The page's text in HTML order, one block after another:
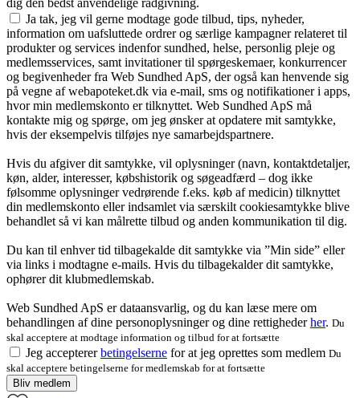
dig den bedst anvendelige rådgivning.
Ja tak, jeg vil gerne modtage gode tilbud, tips, nyheder,
information om uafsluttede ordrer og særlige kampagner relateret til
produkter og services indenfor sundhed, helse, personlig pleje og
medlemsservices, samt invitationer til spørgeskemaer, konkurrencer
og begivenheder fra Web Sundhed ApS, der også kan henvende sig
på vegne af webapoteket.dk via e-mail, sms og notifikationer i apps,
hvor min medlemskonto er tilknyttet. Web Sundhed ApS må
kontakte mig og spørge, om jeg ønsker at opdatere mit samtykke,
hvis der eksempelvis tilføjes nye samarbejdspartnere.
Hvis du afgiver dit samtykke, vil oplysninger (navn, kontaktdetaljer,
køn, alder, interesser, købshistorik og søgeadfærd – dog ikke
følsomme oplysninger vedrørende f.eks. køb af medicin) tilknyttet
din medlemskonto eller indsamlet via særskilt cookiesamtykke blive
behandlet så vi kan målrette tilbud og anden kommunikation til dig.
Du kan til enhver tid tilbagekalde dit samtykke via ”Min side” eller
via links i modtagne e-mails. Hvis du tilbagekalder dit samtykke,
ophører dit klubmedlemskab.
Web Sundhed ApS er dataansvarlig, og du kan læse mere om
behandlingen af dine personoplysninger og dine rettighederher. Du
skal acceptere at modtage information og tilbud for at fortsætte
Jeg acceptererbetingelserne for at jeg oprettes som medlem Du
skal acceptere betingelserne for medlemskab for at fortsætte
Bliv medlem